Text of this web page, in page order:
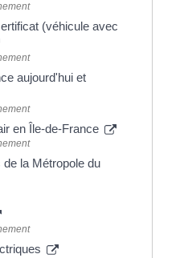
(véhicule avec
aujourd'hui et
en Île-de-France
la Métropole du